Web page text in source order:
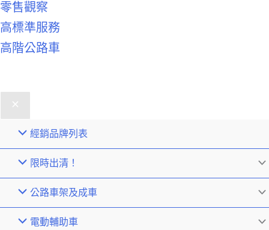
零售觀察
高標準服務
高階公路車
經銷品牌列表
限時出清！
公路車架及成車
電動輔助車